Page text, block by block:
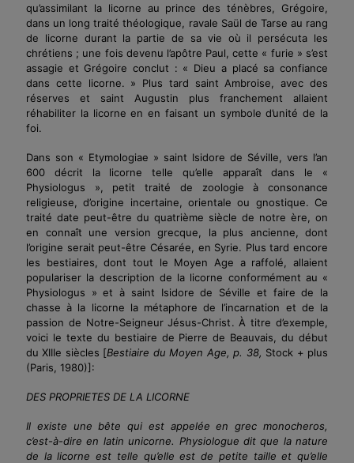
qu’assimilant la licorne au prince des ténèbres, Grégoire,
dans un long traité théologique, ravale Saül de Tarse au rang
de licorne durant la partie de sa vie où il persécuta les
chrétiens ; une fois devenu l’apôtre Paul, cette « furie » s’est
assagie et Grégoire conclut : « Dieu a placé sa confiance
dans cette licorne. » Plus tard saint Ambroise, avec des
réserves et saint Augustin plus franchement allaient
réhabiliter la licorne en en faisant un symbole d’unité de la
foi.
Dans son « Etymologiae » saint Isidore de Séville, vers l’an
600 décrit la licorne telle qu’elle apparaît dans le «
Physiologus », petit traité de zoologie à consonance
religieuse, d’origine incertaine, orientale ou gnostique. Ce
traité date peut-être du quatrième siècle de notre ère, on
en connaît une version grecque, la plus ancienne, dont
l’origine serait peut-être Césarée, en Syrie. Plus tard encore
les bestiaires, dont tout le Moyen Age a raffolé, allaient
populariser la description de la licorne conformément au «
Physiologus » et à saint Isidore de Séville et faire de la
chasse à la licorne la métaphore de l’incarnation et de la
passion de Notre-Seigneur Jésus-Christ. À titre d’exemple,
voici le texte du bestiaire de Pierre de Beauvais, du début
duXIIIe siècles [Bestiaire du Moyen Age, p. 38, Stock + plus
(Paris, 1980)]:
DES PROPRIETES DE LA LICORNE
Il existe une bête qui est appelée en grec monocheros,
c’est-à-dire en latin unicorne. Physiologue dit que la nature
de la licorne est telle qu’elle est de petite taille et qu’elle